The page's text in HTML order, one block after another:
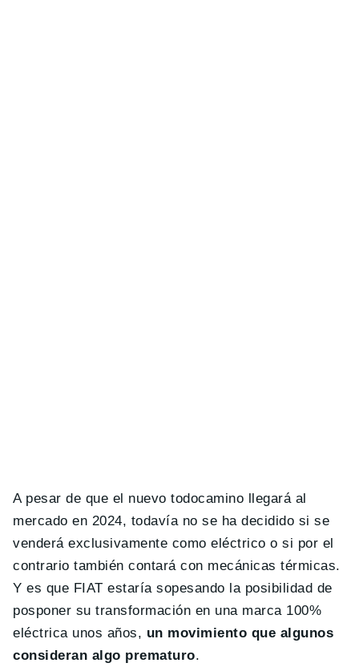
A pesar de que el nuevo todocamino llegará al
mercado en 2024, todavía no se ha decidido si se
venderá exclusivamente como eléctrico o si por el
contrario también contará con mecánicas térmicas.
Y es que FIAT estaría sopesando la posibilidad de
posponer su transformación en una marca 100%
eléctrica unos años, un movimiento que algunos
consideran algo prematuro.